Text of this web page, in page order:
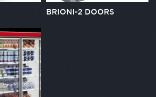
BRIONI-2 DOORS